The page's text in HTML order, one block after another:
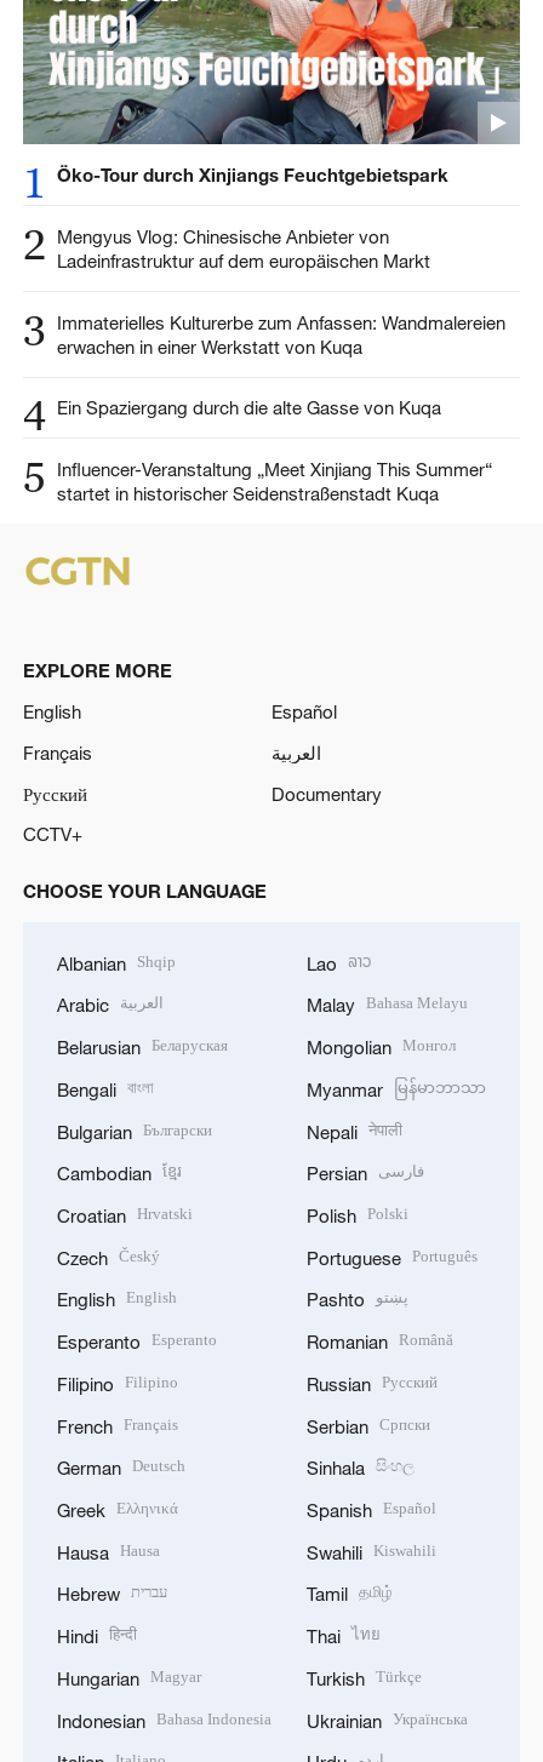
1 Öko-Tour durch Xinjiangs Feuchtgebietspark
2
Mengyus Vlog: Chinesische Anbieter von
Ladeinfrastruktur auf dem europäischen Markt
3
Immaterielles Kulturerbe zum Anfassen: Wandmalereien
erwachen in einer Werkstatt von Kuqa
4 Ein Spaziergang durch die alte Gasse von Kuqa
5
Influencer-Veranstaltung „Meet Xinjiang This Summer“
startet in historischer Seidenstraßenstadt Kuqa
EXPLORE MORE
English
Español
Français
العربية
Русский
Documentary
CCTV+
CHOOSE YOUR LANGUAGE
Albanian Shqip
Arabic العربية
Belarusian Беларуская
Bengali বাংলা
Bulgarian Български
Cambodian ខ្មែរ
Croatian Hrvatski
Czech Český
English English
Esperanto Esperanto
Filipino Filipino
French Français
German Deutsch
Greek Ελληνικά
Hausa Hausa
Hebrew עברית
Hindi हिन्दी
Hungarian Magyar
Indonesian Bahasa Indonesia
Lao ລາວ
Malay Bahasa Melayu
Mongolian Монгол
Myanmar မြန်မာဘာသာ
Nepali नेपाली
Persian فارسی
Polish Polski
Portuguese Português
Pashto پښتو
Romanian Română
Russian Русский
Serbian Српски
Sinhala සිංහල
Spanish Español
Swahili Kiswahili
Tamil தமிழ்
Thai ไทย
Turkish Türkçe
Ukrainian Українська